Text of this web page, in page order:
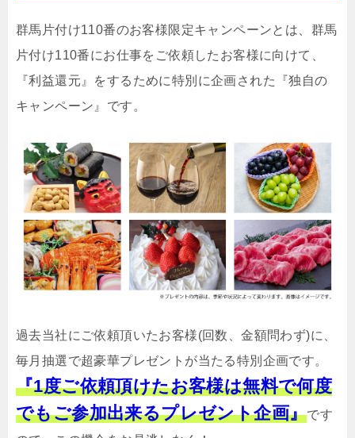
群馬片付け110番のお客様限定キャンペーンとは、群馬
片付け110番にお仕事をご依頼したお客様に向けて、
『利益還元』をするために特別に企画された『独自の
キャンペーン』です。
過去当社にご依頼頂いたお客様(回数、金額問わず)に、
毎月抽選で超豪華プレゼントが当たる特別企画です。
『1度ご依頼頂けたお客様は無料で何度
でもご参加出来るプレゼント企画』です